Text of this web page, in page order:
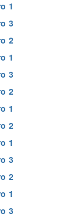
1
3
2
1
3
2
1
2
1
3
2
1
3